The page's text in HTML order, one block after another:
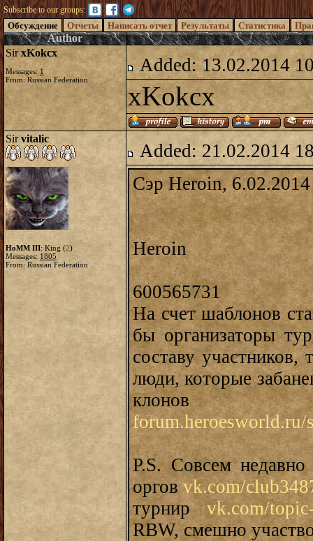
Subscribe to our groups:
Обсуждение Отчеты Написать отчет Результаты Статистика
Author
SirxKokcx
Messages:1
From: Russian Federation
Added: 13.02.2014
xKokcx
Sirvitalic
HoMM III: King (2)
Messages: 1805
From: Russian Federation
Added: 21.02.2014
Сэр Heroin,
Heroin
600565731
На счет шаблонов
бы организаторы
составу участников,
люди, которые
клонов
forum.heroesworld.ru/
P.S. Совсем
орговvk.com/
турнир vk.com/
RBW, смешно